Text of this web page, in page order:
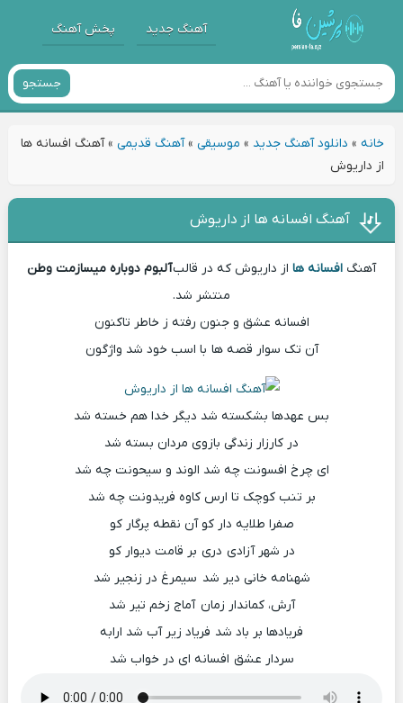
آهنگ جدید پخش آهنگ
جستجو
خانه» دانلود آهنگ جدید » موسیقی»آهنگ قدیمی»آهنگ افسانه ها
از داریوش
آهنگ افسانه ها از داریوش
آهنگ افسانه ها از داریوش که در قالبآلبوم دوباره میسازمت وطن
منتشر شد.
افسانه عشق و جنون رفته ز خاطر تاکنون
آن تک سوار قصه ها با اسب خود شد واژگون
بس عهدها بشکسته شد دیگر خدا هم خسته شد
در کارزار زندگی بازوی مردان بسته شد
ای چرخ افسونت چه شد الوند و سیحونت چه شد
بر تنب کوچک تا ارس کاوه فریدونت چه شد
صفرا طلایه دار کو آن نقطه پرگار کو
در شهر آزادی دری بر قامت دیوار کو
شهنامه خانی دیر شد سیمرغ در زنجیر شد
آرش، کماندار زمان آماج زخم تیر شد
فریادها بر باد شد فریاد زیر آب شد ارابه‌
سردار عشق افسانه ای در خواب شد